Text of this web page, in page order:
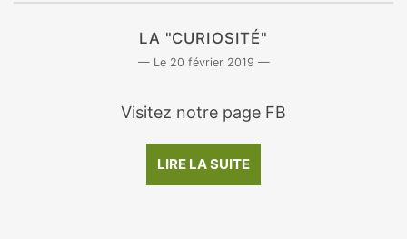
LA "CURIOSITÉ"
20 février 2019
Visitez notre page FB
LIRE LA SUITE